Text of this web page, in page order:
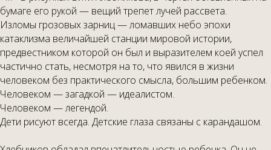
бумаге его рукой — вещий трепет лучей рассвета.
Изломы грозовых зарниц — ломавших небо эпохи
катаклизма величайшей станции мировой истории,
предвестником которой он был и выразителем коей успел
частично стать, несмотря на то, что явился в жизни
человеком без практического смысла, большим ребенком.
Человеком — загадкой — идеалистом.
Человеком — легендой.
Дети рисуют всегда. Детские глаза связаны с карандашом.